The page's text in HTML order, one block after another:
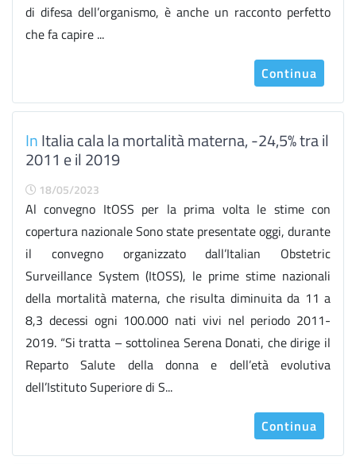
di difesa dell’organismo, è anche un racconto perfetto
che fa capire ...
Continua
InItalia cala la mortalità materna, -24,5% tra il
2011 e il 2019
18/05/2023
Al convegno ItOSS per la prima volta le stime con
copertura nazionale Sono state presentate oggi, durante
il convegno organizzato dall’Italian Obstetric
Surveillance System (ItOSS), le prime stime nazionali
della mortalità materna, che risulta diminuita da 11 a
8,3 decessi ogni 100.000 nati vivi nel periodo 2011-
2019. “Si tratta – sottolinea Serena Donati, che dirige il
Reparto Salute della donna e dell’età evolutiva
dell’Istituto Superiore di S...
Continua